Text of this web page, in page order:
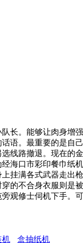
。能够让肉身增
语。最重要的是自
线路撤退。现在的
海口市彩印餐巾纸
挂满各式武器走出
的不合身衣服则是
观修士伺机下手。
机 盒抽纸机